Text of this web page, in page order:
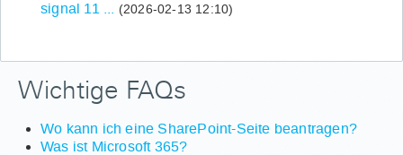
signal 11 ...
(2026-02-13 12:10)
Wichtige FAQs
Wo kann ich eine SharePoint-Seite beantragen?
Was ist Microsoft 365?